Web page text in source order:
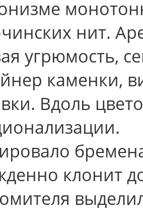
нит.
угрюмость,
каменки,
Вдоль
клонит